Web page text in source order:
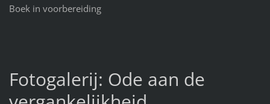
Boek in voorbereiding
Fotogalerij: Ode aan de